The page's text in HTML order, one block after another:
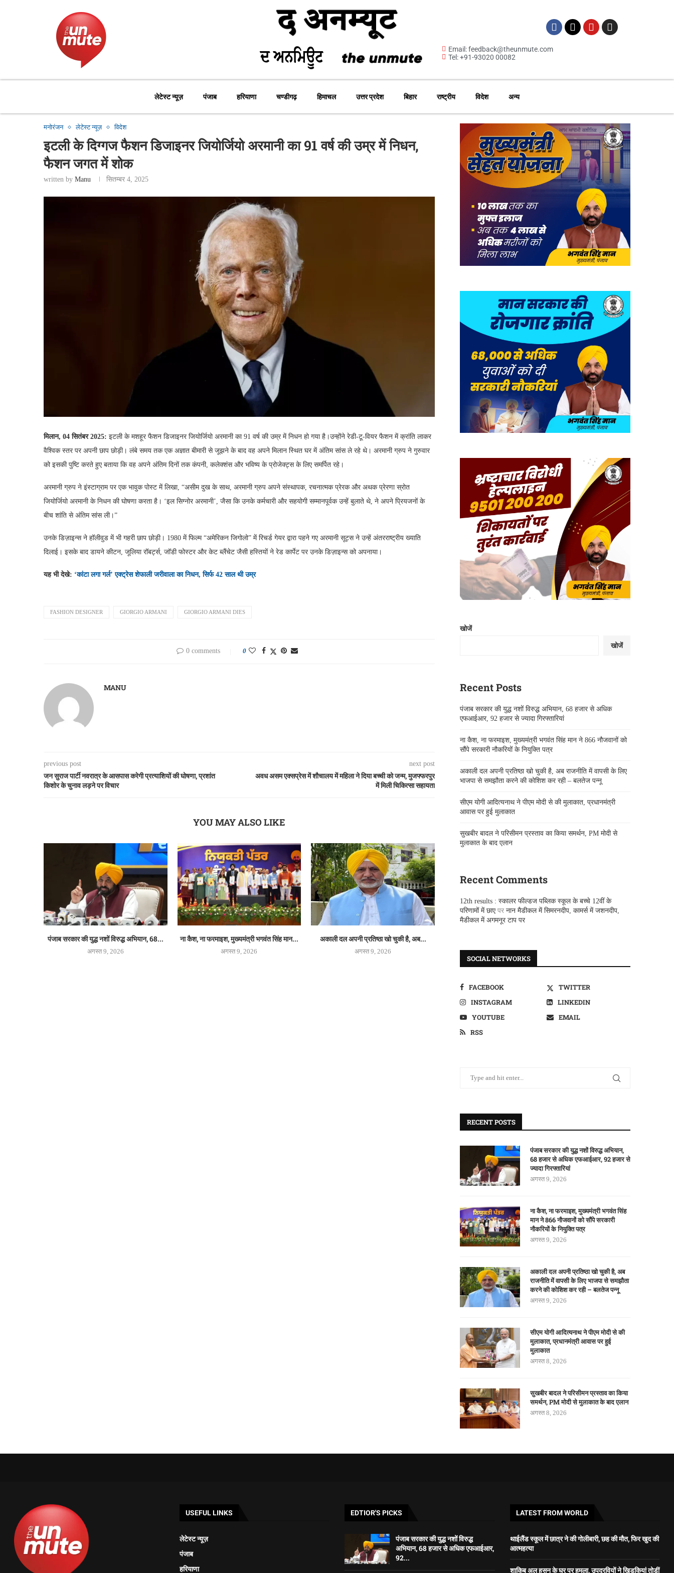
Email: feedback@theunmute.com
Tel: +91-93020 00082
लेटेस्ट न्यूज़ पंजाब हरियाणा चण्डीगढ़ हिमाचल उत्तर प्रदेश बिहार राष्ट्रीय विदेश अन्य
मनोरंजन लेटेस्ट न्यूज़ विदेश
इटली के दिग्गज फैशन डिजाइनर जियोर्जियो अरमानी का 91 वर्ष की उम्र में निधन,
फैशन जगत में शोक
written by Manu सितम्बर 4, 2025
मिलान, 04 सितंबर 2025: इटली के मशहूर फैशन डिजाइनर जियोर्जियो अरमानी का 91 वर्ष की उम्र में निधन हो गया है।उन्होंने रेडी-टू-वियर फैशन में क्रांति लाकर
वैश्विक स्तर पर अपनी छाप छोड़ी। लंबे समय तक एक अज्ञात बीमारी से जूझने के बाद वह अपने मिलान स्थित घर में अंतिम सांस ले रहे थे। अरमानी ग्रुप ने गुरुवार
को इसकी पुष्टि करते हुए बताया कि वह अपने अंतिम दिनों तक कंपनी, कलेक्शंस और भविष्य के प्रोजेक्ट्स के लिए समर्पित रहे।
अरमानी ग्रुप ने इंस्टाग्राम पर एक भावुक पोस्ट में लिखा, “असीम दुख के साथ, अरमानी ग्रुप अपने संस्थापक, रचनात्मक प्रेरक और अथक प्रेरणा स्रोत
जियोर्जियो अरमानी के निधन की घोषणा करता है। ‘इल सिग्नोर अरमानी’, जैसा कि उनके कर्मचारी और सहयोगी सम्मानपूर्वक उन्हें बुलाते थे, ने अपने प्रियजनों के
बीच शांति से अंतिम सांस ली।”
उनके डिज़ाइन्स ने हॉलीवुड में भी गहरी छाप छोड़ी। 1980 में फिल्म “अमेरिकन जिगोलो” में रिचर्ड गेयर द्वारा पहने गए अरमानी सूट्स ने उन्हें अंतरराष्ट्रीय ख्याति
दिलाई। इसके बाद डायने कीटन, जूलिया रॉबर्ट्स, जॉडी फोस्टर और केट ब्लैंचेट जैसी हस्तियों ने रेड कार्पेट पर उनके डिज़ाइन्स को अपनाया।
यह भी देखे: ‘कांटा लगा गर्ल’ एक्ट्रेस शेफाली जरीवाला का निधन, सिर्फ 42 साल थी उम्र
FASHION DESIGNER GIORGIO ARMANI GIORGIO ARMANI DIES
0 comments 0
MANU
previous post
जन सुराज पार्टी नवरात्र के आसपास करेगी प्रत्याशियों की घोषणा, प्रशांत
किशोर के चुनाव लड़ने पर विचार
next post
अवध असम एक्सप्रेस में शौचालय में महिला ने दिया बच्ची को जन्म, मुजफ्फरपुर
में मिली चिकित्सा सहायता
YOU MAY ALSO LIKE
पंजाब सरकार की युद्ध नशों विरुद्ध अभियान, 68...
अगस्त 9, 2026
ना कैश, ना फरमाइश, मुख्यमंत्री भगवंत सिंह मान...
अगस्त 9, 2026
अकाली दल अपनी प्रतिष्ठा खो चुकी है, अब...
अगस्त 9, 2026
खोजें
खोजें
Recent Posts
पंजाब सरकार की युद्ध नशों विरुद्ध अभियान, 68 हजार से अधिक
एफआईआर, 92 हजार से ज्यादा गिरफ्तारियां
ना कैश, ना फरमाइश, मुख्यमंत्री भगवंत सिंह मान ने 866 नौजवानों को
सौंपे सरकारी नौकरियों के नियुक्ति पत्र
अकाली दल अपनी प्रतिष्ठा खो चुकी है, अब राजनीति में वापसी के लिए
भाजपा से समझौता करने की कोशिश कर रही – बलतेज पन्नू
सीएम योगी आदित्यनाथ ने पीएम मोदी से की मुलाकात, प्रधानमंत्री
आवास पर हुई मुलाकात
सुखबीर बादल ने परिसीमन प्रस्ताव का किया समर्थन, PM मोदी से
मुलाकात के बाद एलान
Recent Comments
12th results : स्कालर फील्डज पब्लिक स्कूल के बच्चे 12वीं के
परिणामों में छाएपर नान मैडीकल में सिमरनदीप, कामर्स में जशनदीप,
मैडीकल में अगमनूर टाप पर
SOCIAL NETWORKS
FACEBOOK
TWITTER
INSTAGRAM
LINKEDIN
YOUTUBE
EMAIL
RSS
RECENT POSTS
पंजाब सरकार की युद्ध नशों विरुद्ध अभियान,
68 हजार से अधिक एफआईआर, 92 हजार से
ज्यादा गिरफ्तारियां
अगस्त 9, 2026
ना कैश, ना फरमाइश, मुख्यमंत्री भगवंत सिंह
मान ने 866 नौजवानों को सौंपे सरकारी
नौकरियों के नियुक्ति पत्र
अगस्त 9, 2026
अकाली दल अपनी प्रतिष्ठा खो चुकी है, अब
राजनीति में वापसी के लिए भाजपा से समझौता
करने की कोशिश कर रही – बलतेज पन्नू
अगस्त 9, 2026
सीएम योगी आदित्यनाथ ने पीएम मोदी से की
मुलाकात, प्रधानमंत्री आवास पर हुई
मुलाकात
अगस्त 8, 2026
सुखबीर बादल ने परिसीमन प्रस्ताव का किया
समर्थन, PM मोदी से मुलाकात के बाद एलान
अगस्त 8, 2026
USEFUL LINKS
लेटेस्ट न्यूज़
पंजाब
हरियाणा
EDTIOR'S PICKS
पंजाब सरकार की युद्ध नशों विरुद्ध
अभियान, 68 हजार से अधिक एफआईआर,
92...
LATEST FROM WORLD
थाईलैंड स्कूल में छात्र ने की गोलीबारी, छह की मौत, फिर खुद की
आत्महत्या
शाकिब अल हसन के घर पर हमला, उपद्रवियों ने खिड़कियां तोड़ीं